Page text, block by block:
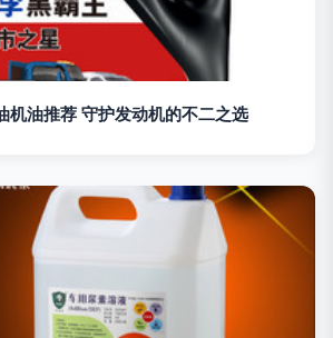
机油推荐 守护发动机的不二之选